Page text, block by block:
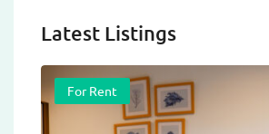
Latest Listings
For Rent